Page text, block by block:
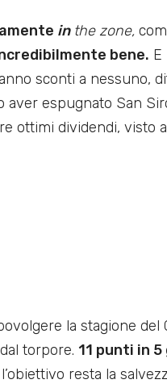
in the zone,
bene. E
sconti a nessuno,
espugnato San
ottimi dividendi, visto
la stagione del
torpore. 11 punti in
resta la